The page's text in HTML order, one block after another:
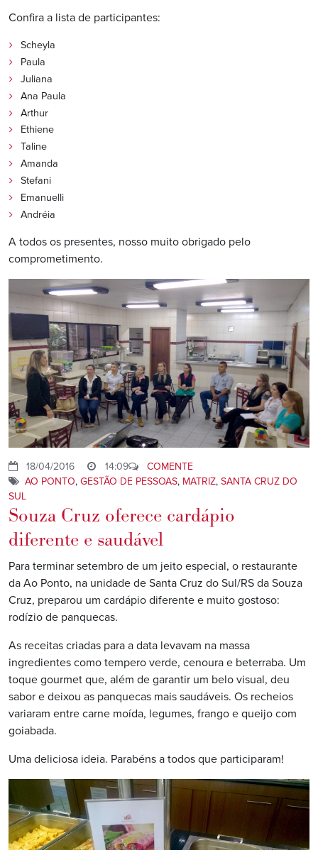
Confira a lista de participantes:
Scheyla
Paula
Juliana
Ana Paula
Arthur
Ethiene
Taline
Amanda
Stefani
Emanuelli
Andréia
A todos os presentes, nosso muito obrigado pelo
comprometimento.
18/04/2016 14:09
COMENTE
AO PONTO, GESTÃO DE PESSOAS, MATRIZ, SANTA CRUZ DO
SUL
Souza Cruz oferece cardápio
diferente e saudável
Para terminar setembro de um jeito especial, o restaurante
da Ao Ponto, na unidade de Santa Cruz do Sul/RS da Souza
Cruz, preparou um cardápio diferente e muito gostoso:
rodízio de panquecas.
As receitas criadas para a data levavam na massa
ingredientes como tempero verde, cenoura e beterraba. Um
toque gourmet que, além de garantir um belo visual, deu
sabor e deixou as panquecas mais saudáveis. Os recheios
variaram entre carne moída, legumes, frango e queijo com
goiabada.
Uma deliciosa ideia. Parabéns a todos que participaram!